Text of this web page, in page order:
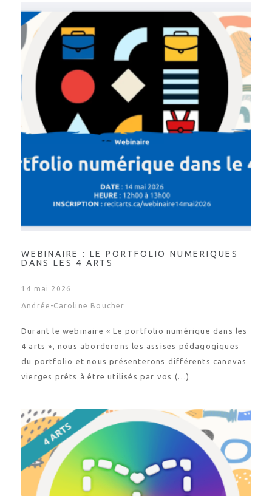
WEBINAIRE : LE PORTFOLIO NUMÉRIQUES
DANS LES 4 ARTS
14 mai 2026
Andrée-Caroline Boucher
Durant le webinaire « Le portfolio numérique dans les
4 arts », nous aborderons les assises pédagogiques
du portfolio et nous présenterons différents canevas
vierges prêts à être utilisés par vos (…)